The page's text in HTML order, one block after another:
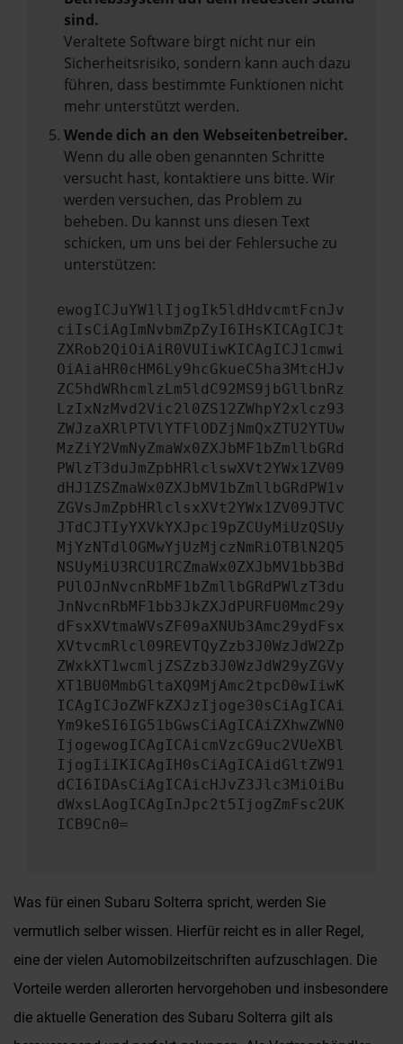
sind.
Veraltete Software birgt nicht nur ein
Sicherheitsrisiko, sondern kann auch dazu
führen, dass bestimmte Funktionen nicht
mehr unterstützt werden.
Wende dich an den Webseitenbetreiber.
Wenn du alle oben genannten Schritte
versucht hast, kontaktiere uns bitte. Wir
werden versuchen, das Problem zu
beheben. Du kannst uns diesen Text
schicken, um uns bei der Fehlersuche zu
unterstützen:
ewogICJuYW1lIjogIk5ldHdvcmtFcnJv
ciIsCiAgImNvbmZpZyI6IHsKICAgICJt
ZXRob2QiOiAiR0VUIiwKICAgICJ1cmwi
OiAiaHR0cHM6Ly9hcGkueC5ha3MtcHJv
ZC5hdWRhcmlzLm5ldC92MS9jbGllbnRz
LzIxNzMvd2Vic2l0ZS12ZWhpY2xlcz93
ZWJzaXRlPTVlYTFlODZjNmQxZTU2YTUw
MzZiY2VmNyZmaWx0ZXJbMF1bZmllbGRd
PWlzT3duJmZpbHRlclswXVt2YWx1ZV09
dHJ1ZSZmaWx0ZXJbMV1bZmllbGRdPW1v
ZGVsJmZpbHRlclsxXVt2YWx1ZV09JTVC
JTdCJTIyYXVkYXJpc19pZCUyMiUzQSUy
MjYzNTdlOGMwYjUzMjczNmRiOTBlN2Q5
NSUyMiU3RCU1RCZmaWx0ZXJbMV1bb3Bd
PUlOJnNvcnRbMF1bZmllbGRdPWlzT3du
JnNvcnRbMF1bb3JkZXJdPURFU0Mmc29y
dFsxXVtmaWVsZF09aXNUb3Amc29ydFsx
XVtvcmRlcl09REVTQyZzb3J0WzJdW2Zp
ZWxkXT1wcmljZSZzb3J0WzJdW29yZGVy
XT1BU0MmbGltaXQ9MjAmc2tpcD0wIiwK
ICAgICJoZWFkZXJzIjoge30sCiAgICAi
Ym9keSI6IG51bGwsCiAgICAiZXhwZWN0
IjogewogICAgICAicmVzcG9uc2VUeXBl
IjogIiIKICAgIH0sCiAgICAidGltZW91
dCI6IDAsCiAgICAicHJvZ3Jlc3MiOiBu
dWxsLAogICAgInJpc2t5IjogZmFsc2UK
ICB9Cn0=
Was für einen Subaru Solterra spricht, werden Sie
vermutlich selber wissen. Hierfür reicht es in aller Regel,
eine der vielen Automobilzeitschriften aufzuschlagen. Die
Vorteile werden allerorten hervorgehoben und insbesondere
die aktuelle Generation des Subaru Solterra gilt als